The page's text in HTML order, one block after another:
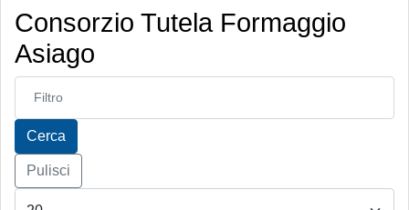
Consorzio Tutela Formaggio
Asiago
Inserisci parte del titolo
Cerca
Pulisci